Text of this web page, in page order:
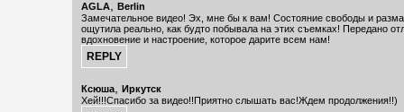
AGLA, Berlin
Замечательное видео! Эх, мне бы к вам! Состояние свободы и
ощутила реально, как будто побывала на этих съемках! Передано
вдохновение и настроение, которое дарите всем нам!
Ксюша, Иркутск
Хей!!!Спасибо за видео!!Приятно слышать вас!Ждем продолжения!!)